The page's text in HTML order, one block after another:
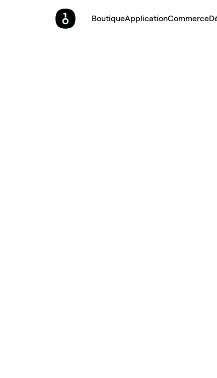
BoutiqueApplicationCommerce